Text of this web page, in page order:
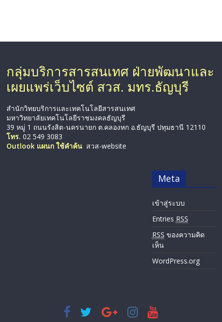
กลุ่มบริการสารสนเทศ ฝ่ายพัฒนาและ
เผยแพร่เว็บไซต์ สวส. มทร.ธัญบุรี
สำนักวิทยบริการและเทคโนโลยีสารสนเทศ
มหาวิทยาลัยเทคโนโลยีราชมงคลธัญบุรี
39 หมู่ 1 ถนนรังสิต-นครนายก ต.คลองหก อ.ธัญบุรี ปทุมธานี 12110
โทร. 02 549 3083
Outlook แผนก ใช้คำค้น สวส-website
Meta
เข้าสู่ระบบ
Entries RSS
RSS ของความคิด
เห็น
WordPress.org